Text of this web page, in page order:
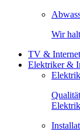
Wir
TV & Internet
Elektriker &